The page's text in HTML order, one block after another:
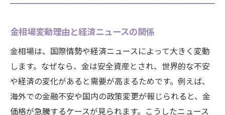
金相場変動理由と経済ニュースの関係
金相場は、国際情勢や経済ニュースによって大きく変動
します。なぜなら、金は安全資産とされ、世界的な不安
や経済の変化があると需要が高まるためです。例えば、
海外での金融不安や国内の政策変更が報じられると、金
価格が急騰するケースが見られます。こうしたニュース